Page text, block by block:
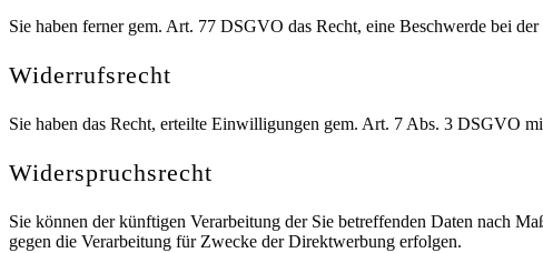
Sie haben ferner gem. Art. 77 DSGVO das Recht, eine Beschwerde bei
Widerrufsrecht
Sie haben das Recht, erteilte Einwilligungen gem. Art. 7 Abs. 3 DSGVO
Widerspruchsrecht
Sie können der künftigen Verarbeitung der Sie betreffenden Daten nach
gegen die Verarbeitung für Zwecke der Direktwerbung erfolgen.